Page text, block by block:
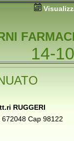
14-
RUGGERI
Cap 98122